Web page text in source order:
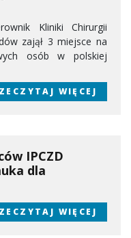
Kliniki Chirurgii
zajął 3 miejsce na
osób w polskiej
WIĘCEJ
IPCZD
dla
WIĘCEJ